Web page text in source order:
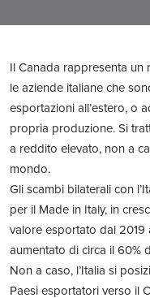
Il Canada rappresenta
le aziende italiane che
esportazioni all’estero, o
propria produzione. Si
a reddito elevato, non a
mondo.
Gli scambi bilaterali con
per il Made in Italy, in
valore esportato dal 2019
aumentato di circa il 60%
Non a caso, l’Italia si
Paesi esportatori verso il